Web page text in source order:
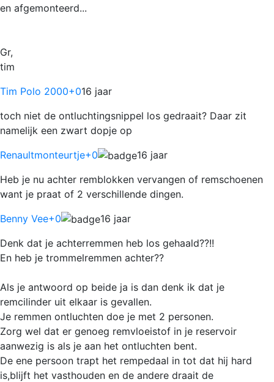
en afgemonteerd...
Gr,
tim
Tim Polo 2000+016 jaar
toch niet de ontluchtingsnippel los gedraait? Daar zit
namelijk een zwart dopje op
Renaultmonteurtje+0
16 jaar
Heb je nu achter remblokken vervangen of remschoenen
want je praat of 2 verschillende dingen.
Benny Vee+0
16 jaar
Denk dat je achterremmen heb los gehaald??!!
En heb je trommelremmen achter??
Als je antwoord op beide ja is dan denk ik dat je
remcilinder uit elkaar is gevallen.
Je remmen ontluchten doe je met 2 personen.
Zorg wel dat er genoeg remvloeistof in je reservoir
aanwezig is als je aan het ontluchten bent.
De ene persoon trapt het rempedaal in tot dat hij hard
is,blijft het vasthouden en de andere draait de